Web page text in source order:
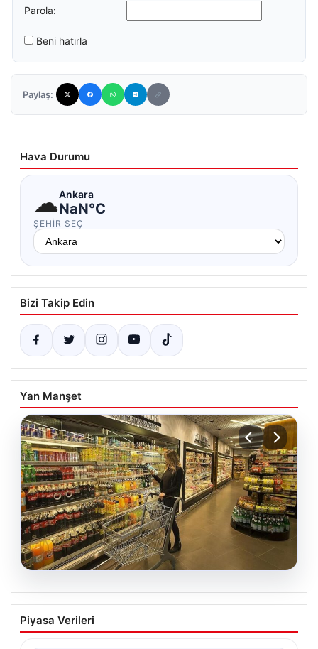
Parola:
Beni hatırla
Paylaş:
Hava Durumu
☁Ankara
NaN°C
ŞEHIR SEÇ
Bizi Takip Edin
Yan Manşet
05.08.2026
Enflasyon verileri ne zaman
açıklanacak? 2026 TÜİK mart ayı
Piyasa Verileri